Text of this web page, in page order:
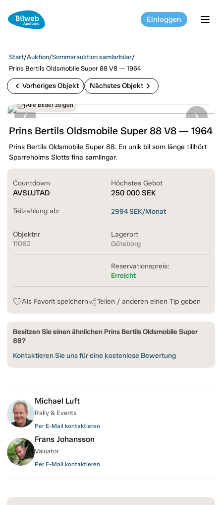
Einloggen
Start/Auktion/Sommarauktion samlarbilar/
Prins Bertils Oldsmobile Super 88 V8 — 1964
chevron_left Vorheriges Objekt Nächstes Objekt chevron_right
Alle Bilder zeigen
Prins Bertils Oldsmobile Super 88 V8 — 1964
Prins Bertils Oldsmobile Super 88. En unik bil som länge tillhört
Sparreholms Slotts fina samlingar.
Countdown
AVSLUTAD
Höchstes Gebot
250 000 SEK
Teilzahlung ab: 2994SEK/Monat
Objektnr
11062
Lagerort
Göteborg
Reservationspreis:
Erreicht
Als Favorit speichern Teilen / anderen einen Tip geben
Besitzen Sie einen ähnlichen Prins Bertils Oldsmobile Super
88?
Kontaktieren Sie uns für eine kostenlose Bewertung
Michael Luft
Rally & Events
Per E-Mail kontaktieren
Frans Johansson
Valuator
Per E-Mail kontaktieren